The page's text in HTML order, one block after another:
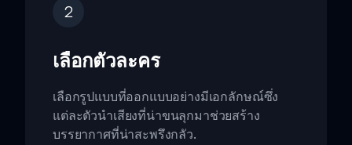
2
เลือกตัวละคร
เลือกรูปแบบที่ออกแบบอย่างมีเอกลักษณ์ซึ่ง
แต่ละตัวนำเสียงที่น่าขนลุกมาช่วยสร้าง
บรรยากาศที่น่าสะพรึงกลัว.